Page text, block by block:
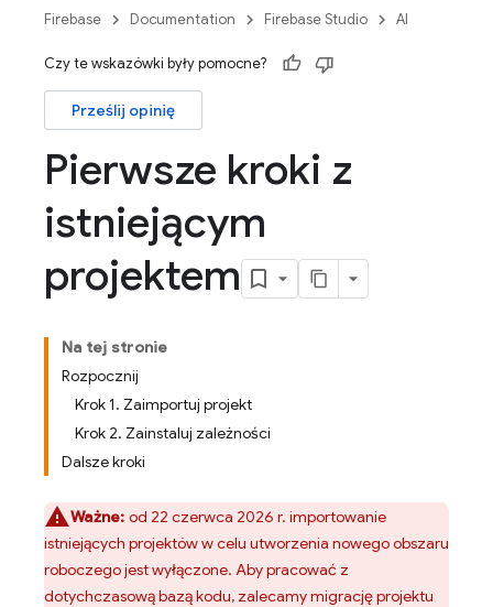
Firebase Documentation Firebase Studio AI
Czy te wskazówki były pomocne?
Prześlij opinię
Pierwsze kroki z
istniejącym
projektem
Na tej stronie
Rozpocznij
Krok 1. Zaimportuj projekt
Krok 2. Zainstaluj zależności
Dalsze kroki
Ważne: od 22 czerwca 2026 r. importowanie
istniejących projektów w celu utworzenia nowego obszaru
roboczego jest wyłączone. Aby pracować z
dotychczasową bazą kodu, zalecamy migrację projektu